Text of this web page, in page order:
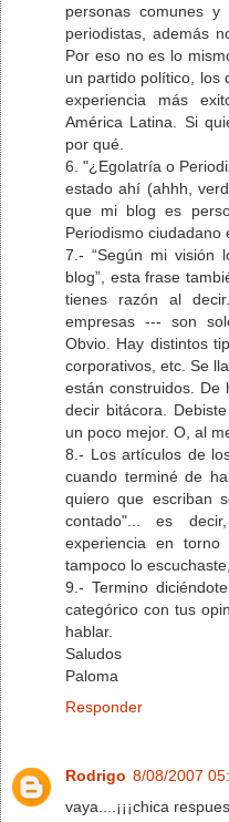
personas comunes y
periodistas, además
Por eso no es lo
un partido político, los
experiencia más
América Latina. Si
por qué.
6. "¿Egolatría o
estado ahí (ahhh,
que mi blog es
Periodismo ciudadano
7.- “Según mi visión
blog”, esta frase
tienes razón al
empresas --- son
Obvio. Hay distintos
corporativos, etc. Se
están construidos. De
decir bitácora.
un poco mejor. O, al
8.- Los artículos de
cuando terminé de
quiero que escriban
contado"... es
experiencia en
tampoco lo
9.- Termino
categórico con tus
hablar.
Saludos
Paloma
Responder
Rodrigo 8/08/2007
vaya....¡¡¡chica